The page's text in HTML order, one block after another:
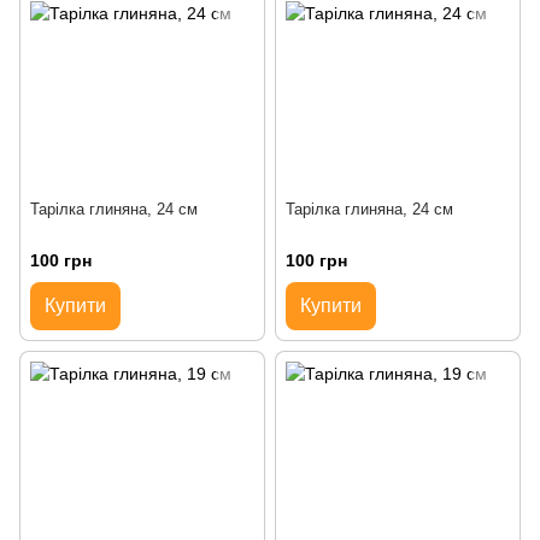
Тарілка глиняна, 24 см
100 грн
Купити
Тарілка глиняна, 24 см
100 грн
Купити